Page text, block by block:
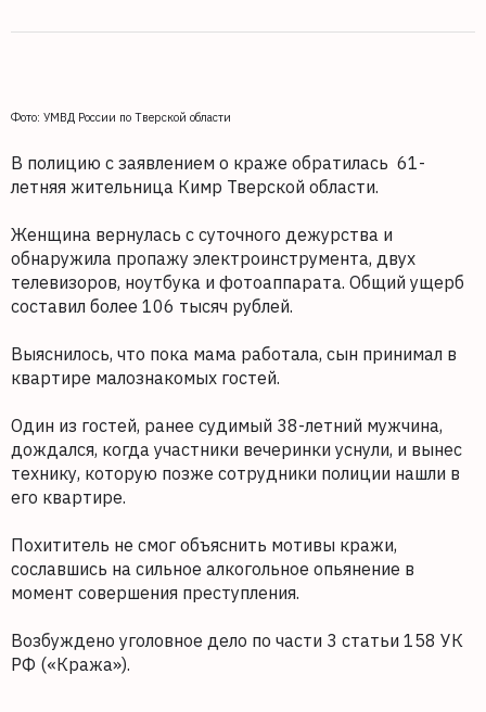
Фото: УМВД России по Тверской области
В полицию с заявлением о краже обратилась 61-
летняя жительница Кимр Тверской области.
Женщина вернулась с суточного дежурства и
обнаружила пропажу электроинструмента, двух
телевизоров, ноутбука и фотоаппарата. Общий ущерб
составил более 106 тысяч рублей.
Выяснилось, что пока мама работала, сын принимал в
квартире малознакомых гостей.
Один из гостей, ранее судимый 38-летний мужчина,
дождался, когда участники вечеринки уснули, и вынес
технику, которую позже сотрудники полиции нашли в
его квартире.
Похититель не смог объяснить мотивы кражи,
сославшись на сильное алкогольное опьянение в
момент совершения преступления.
Возбуждено уголовное дело по части 3 статьи 158 УК
РФ («Кража»).